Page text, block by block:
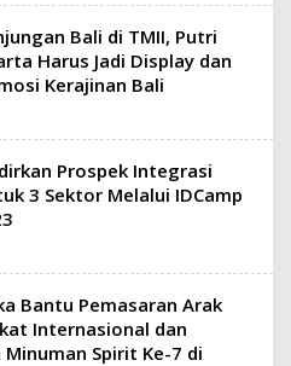
Bali di TMII, Putri
Harus Jadi Display dan
Kerajinan Bali
Prospek Integrasi
3 Sektor Melalui IDCamp
Bantu Pemasaran Arak
Internasional dan
Minuman Spirit Ke-7 di